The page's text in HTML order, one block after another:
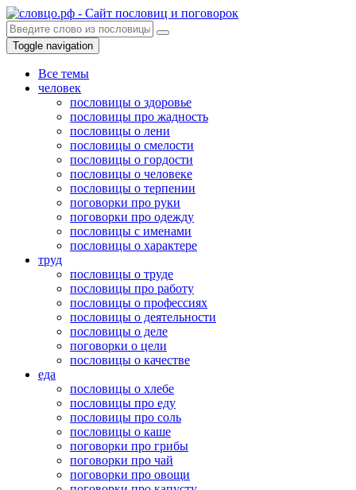
Toggle navigation
Все темы
человек
пословицы о здоровье
пословицы про жадность
пословицы о лени
пословицы о смелости
пословицы о гордости
пословицы о человеке
пословицы о терпении
поговорки про руки
поговорки про одежду
пословицы с именами
пословицы о характере
труд
пословицы о труде
пословицы про работу
пословицы о профессиях
пословицы о деятельности
пословицы о деле
поговорки о цели
пословицы о качестве
еда
пословицы о хлебе
пословицы про еду
пословицы про соль
пословицы о каше
поговорки про грибы
поговорки про чай
поговорки про овощи